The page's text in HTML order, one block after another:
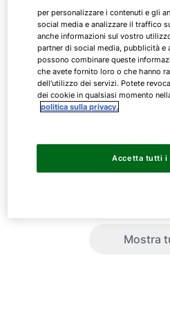
Accumulatore inerziale per
riscaldamento con
scambiatore di calore a tubi
SPU-1
Mostra
per personalizzare i contenuti e gli
social media e analizzare il traffico
anche informazioni sul vostro
partner di social media, pubblicità e
possono combinare queste
che avete fornito loro o che hanno
dell'utilizzo dei servizi. Potete
dei cookie in qualsiasi momento
politica sulla privacy.
Accetta tutti i